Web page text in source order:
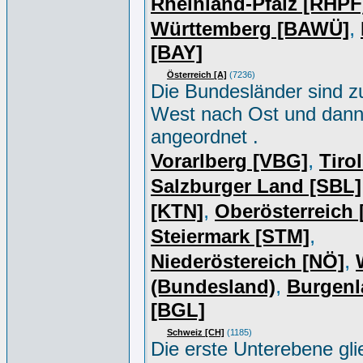
Württemberg [BAWÜ],
[BAY]
Österreich [A] (7236)
Die Bundesländer sind
West nach Ost und
angeordnet .
Vorarlberg [VBG],
Salzburger Land [SBL]
[KTN], Oberösterreich
Steiermark [STM],
Niederöstereich [NÖ],
(Bundesland),
[BGL]
Schweiz [CH] (1185)
Die erste Unterebene